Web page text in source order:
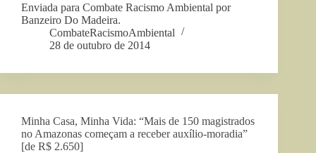
Enviada para Combate Racismo Ambiental por
Banzeiro Do Madeira.
CombateRacismoAmbiental
28 de outubro de 2014
Minha Casa, Minha Vida: “Mais de 150 magistrados
no Amazonas começam a receber auxílio-moradia”
[de R$ 2.650]